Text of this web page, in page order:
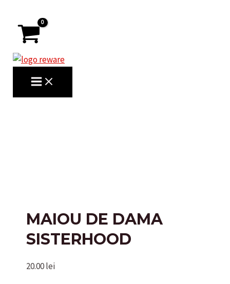
content
MAIN
MENU
MAIOU DE DAMA
SISTERHOOD
20.00lei